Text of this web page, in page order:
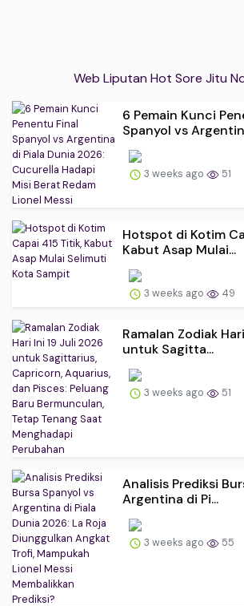
Web Liputan Hot Sore Jitu
6 Pemain Kunci
Spanyol vs
3 weeks ago 51
Hotspot di Kotim
Kabut Asap Mulai...
3 weeks ago 49
Ramalan Zodiak
untuk Sagitta...
3 weeks ago 51
Analisis Prediksi
Argentina di Pi...
3 weeks ago 55